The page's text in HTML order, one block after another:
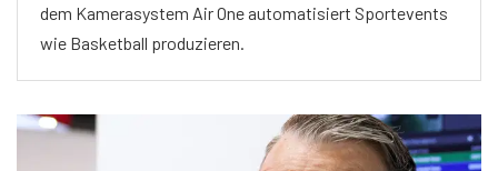
dem Kamerasystem Air One automatisiert Sportevents
wie Basketball produzieren.